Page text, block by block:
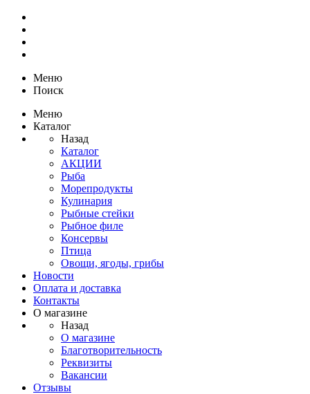
Меню
Поиск
Меню
Каталог
Назад
Каталог
АКЦИИ
Рыба
Морепродукты
Кулинария
Рыбные стейки
Рыбное филе
Консервы
Птица
Овощи, ягоды, грибы
Новости
Оплата и доставка
Контакты
О магазине
Назад
О магазине
Благотворительность
Реквизиты
Вакансии
Отзывы